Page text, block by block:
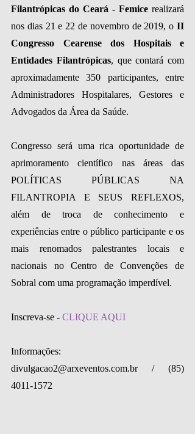
Filantrópicas do Ceará - Femice realizará
nos dias 21 e 22 de novembro de 2019, o II
Congresso Cearense dos Hospitais e
Entidades Filantrópicas, que contará com
aproximadamente 350 participantes, entre
Administradores Hospitalares, Gestores e
Advogados da Área da Saúde.
Congresso será uma rica oportunidade de
aprimoramento científico nas áreas das
POLÍTICAS PÚBLICAS NA
FILANTROPIA E SEUS REFLEXOS,
além de troca de conhecimento e
experiências entre o público participante e os
mais renomados palestrantes locais e
nacionais no Centro de Convenções de
Sobral com uma programação imperdível.
Inscreva-se - CLIQUE AQUI
Informações:
divulgacao2@arxeventos.com.br / (85)
4011-1572